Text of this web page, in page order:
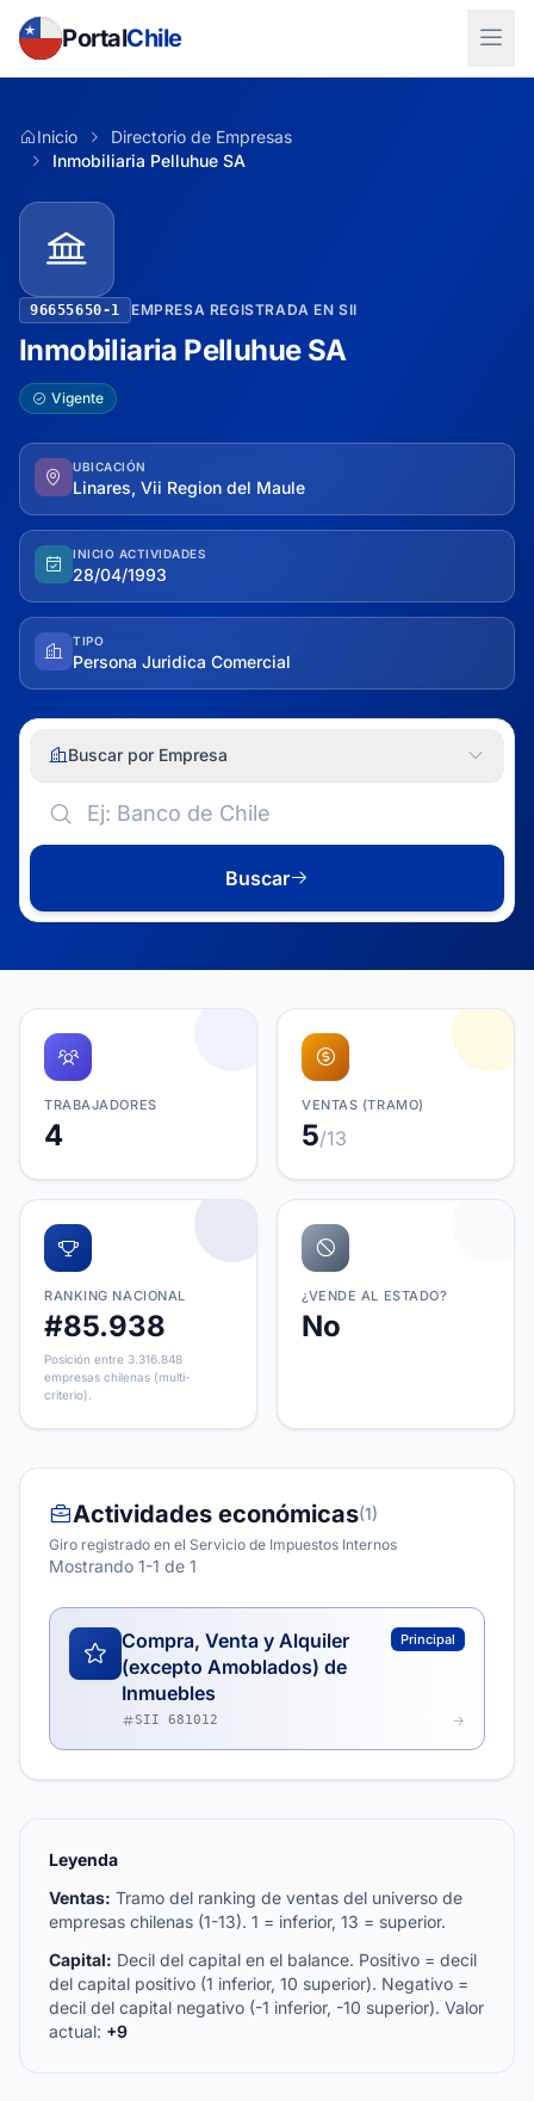
PortalChile
Inicio
Directorio de Empresas
Inmobiliaria Pelluhue SA
96655650-1 EMPRESA REGISTRADA EN SII
Inmobiliaria Pelluhue SA
Vigente
UBICACIÓN
Linares, Vii Region del Maule
INICIO ACTIVIDADES
28/04/1993
TIPO
Persona Juridica Comercial
Buscar por Empresa
Buscar
TRABAJADORES
4
VENTAS (TRAMO)
5/13
RANKING NACIONAL
#85.938
Posición entre 3.316.848
empresas chilenas (multi-
criterio).
¿VENDE AL ESTADO?
No
Actividades económicas(1)
Giro registrado en el Servicio de Impuestos Internos
Mostrando 1-1 de 1
Compra, Venta y Alquiler
(excepto Amoblados) de
Inmuebles
Principal
SII 681012
Leyenda
Ventas: Tramo del ranking de ventas del universo de
empresas chilenas (1-13). 1 = inferior, 13 = superior.
Capital: Decil del capital en el balance. Positivo = decil
del capital positivo (1 inferior, 10 superior). Negativo =
decil del capital negativo (-1 inferior, -10 superior). Valor
actual: +9